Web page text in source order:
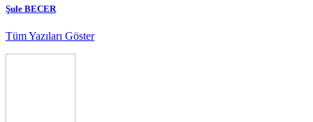
Şule BECER
Tüm Yazıları Göster